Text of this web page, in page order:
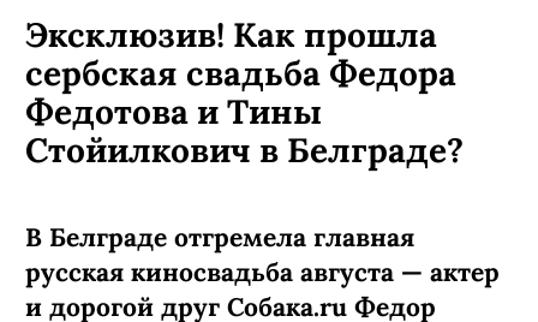
Эксклюзив! Как прошла
сербская свадьба Федора
Федотова и Тины
Стойилкович в Белграде?
В Белграде отгремела главная
русская киносвадьба августа — актер
и дорогой друг Собака.ru Федор